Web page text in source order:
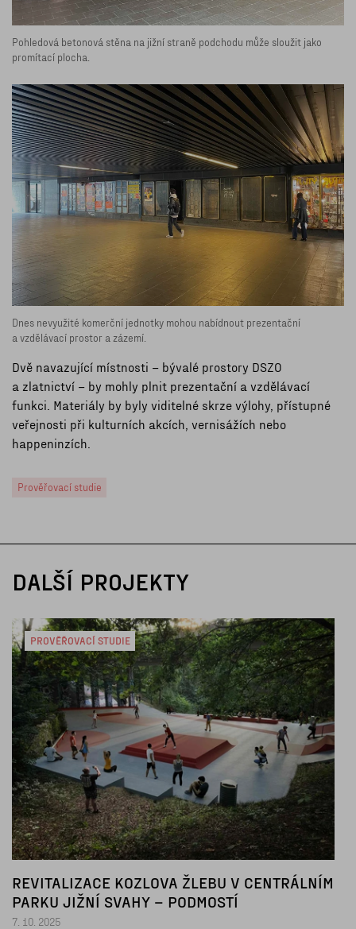
Pohledová betonová stěna na jižní straně podchodu může sloužit jako
promítací plocha.
Dnes nevyužité komerční jednotky mohou nabídnout prezentační
a vzdělávací prostor a zázemí.
Dvě navazující místnosti – bývalé prostory DSZO
a zlatnictví – by mohly plnit prezentační a vzdělávací
funkci. Materiály by byly viditelné skrze výlohy, přístupné
veřejnosti při kulturních akcích, vernisážích nebo
happeninzích.
Prověřovací studie
DALŠÍ PROJEKTY
PROVĚŘOVACÍ STUDIE
REVITALIZACE KOZLOVA ŽLEBU V CENTRÁLNÍM
PARKU JIŽNÍ SVAHY – PODMOSTÍ
7. 10. 2025